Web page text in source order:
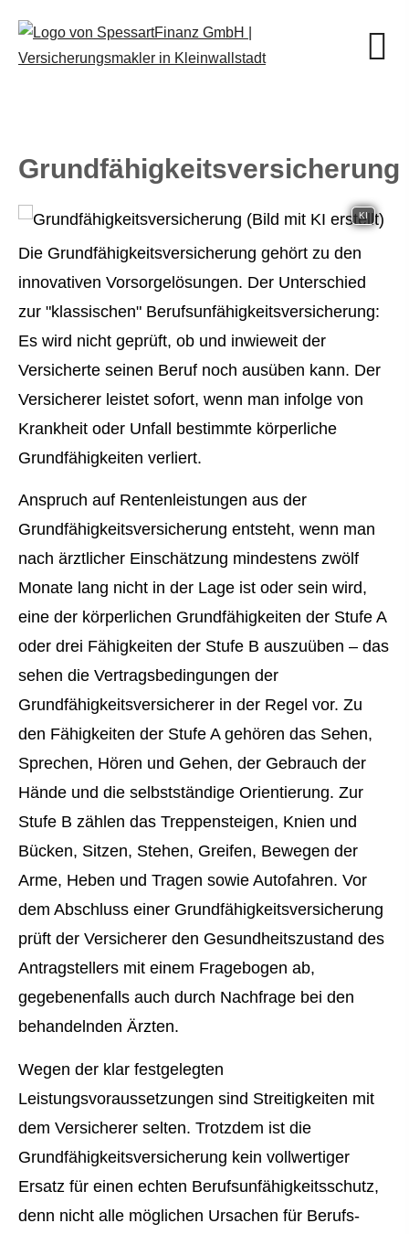
Grundfähigkeitsversicherung
KI
Die Grundfähigkeitsversicherung gehört zu den
innovativen Vorsorgelösungen. Der Unterschied
zur "klassischen" Berufs­unfähig­keitsversicherung:
Es wird nicht geprüft, ob und inwieweit der
Versicherte seinen Beruf noch ausüben kann. Der
Versicherer leistet sofort, wenn man infolge von
Krankheit oder Unfall bestimmte körperliche
Grundfähigkeiten verliert.
Anspruch auf Rentenleistungen aus der
Grundfähigkeitsversicherung entsteht, wenn man
nach ärztlicher Einschätzung mindestens zwölf
Monate lang nicht in der Lage ist oder sein wird,
eine der körperlichen Grundfähigkeiten der Stufe A
oder drei Fähigkeiten der Stufe B auszuüben – das
sehen die Vertragsbedingungen der
Grundfähigkeitsversicherer in der Regel vor. Zu
den Fähigkeiten der Stufe A gehören das Sehen,
Sprechen, Hören und Gehen, der Gebrauch der
Hände und die selbstständige Orientierung. Zur
Stufe B zählen das Treppensteigen, Knien und
Bücken, Sitzen, Stehen, Greifen, Bewegen der
Arme, Heben und Tragen sowie Autofahren. Vor
dem Abschluss einer Grundfähigkeitsversicherung
prüft der Versicherer den Gesundheitszustand des
Antragstellers mit einem Fragebogen ab,
gegebenenfalls auch durch Nachfrage bei den
behandelnden Ärzten.
Wegen der klar festgelegten
Leistungsvoraussetzungen sind Streitigkeiten mit
dem Versicherer selten. Trotzdem ist die
Grundfähigkeitsversicherung kein vollwertiger
Ersatz für einen echten Berufs­unfähig­keitsschutz,
denn nicht alle möglichen Ursachen für Berufs­